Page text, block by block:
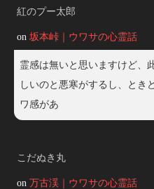
紅のプー太郎
on 坂本峠｜ウワサの心霊話
霊感は無いと思いますけど、
しいのと悪寒がするし、とき
ワ感があ
こだぬき丸
on 万古渓｜ウワサの心霊話